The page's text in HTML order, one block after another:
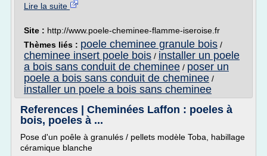
Lire la suite
Site : http://www.poele-cheminee-flamme-iseroise.fr
Thèmes liés : poele cheminee granule bois /
cheminee insert poele bois / installer un poele
a bois sans conduit de cheminee / poser un
poele a bois sans conduit de cheminee /
installer un poele a bois sans cheminee
References | Cheminées Laffon : poeles à
bois, poeles à ...
Pose d'un poêle à granulés / pellets modèle Toba, habillage
céramique blanche